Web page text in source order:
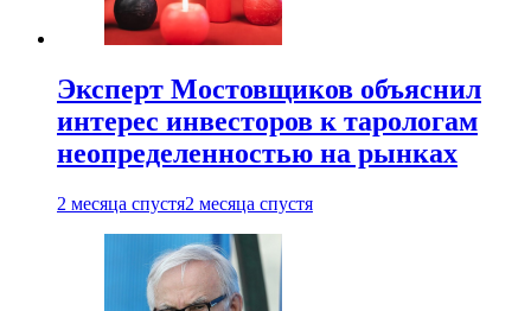
Эксперт Мостовщиков объяснил
интерес инвесторов к тарологам
неопределенностью на рынках
2 месяца спустя2 месяца спустя